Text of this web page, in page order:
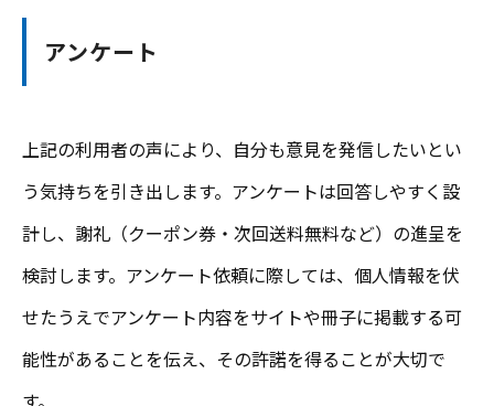
アンケート
上記の利用者の声により、自分も意見を発信したいとい
う気持ちを引き出します。アンケートは回答しやすく設
計し、謝礼（クーポン券・次回送料無料など）の進呈を
検討します。アンケート依頼に際しては、個人情報を伏
せたうえでアンケート内容をサイトや冊子に掲載する可
能性があることを伝え、その許諾を得ることが大切で
す。